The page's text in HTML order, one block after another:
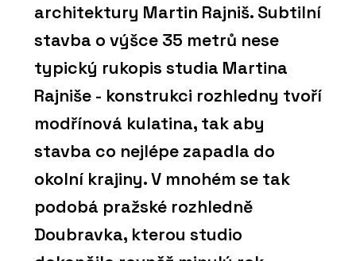
architektury Martin Rajniš. Subtilní
stavba o výšce 35 metrů nese
typický rukopis studia Martina
Rajniše - konstrukci rozhledny tvoří
modřínová kulatina, tak aby
stavba co nejlépe zapadla do
okolní krajiny. V mnohém se tak
podobá pražské rozhledně
Doubravka, kterou studio